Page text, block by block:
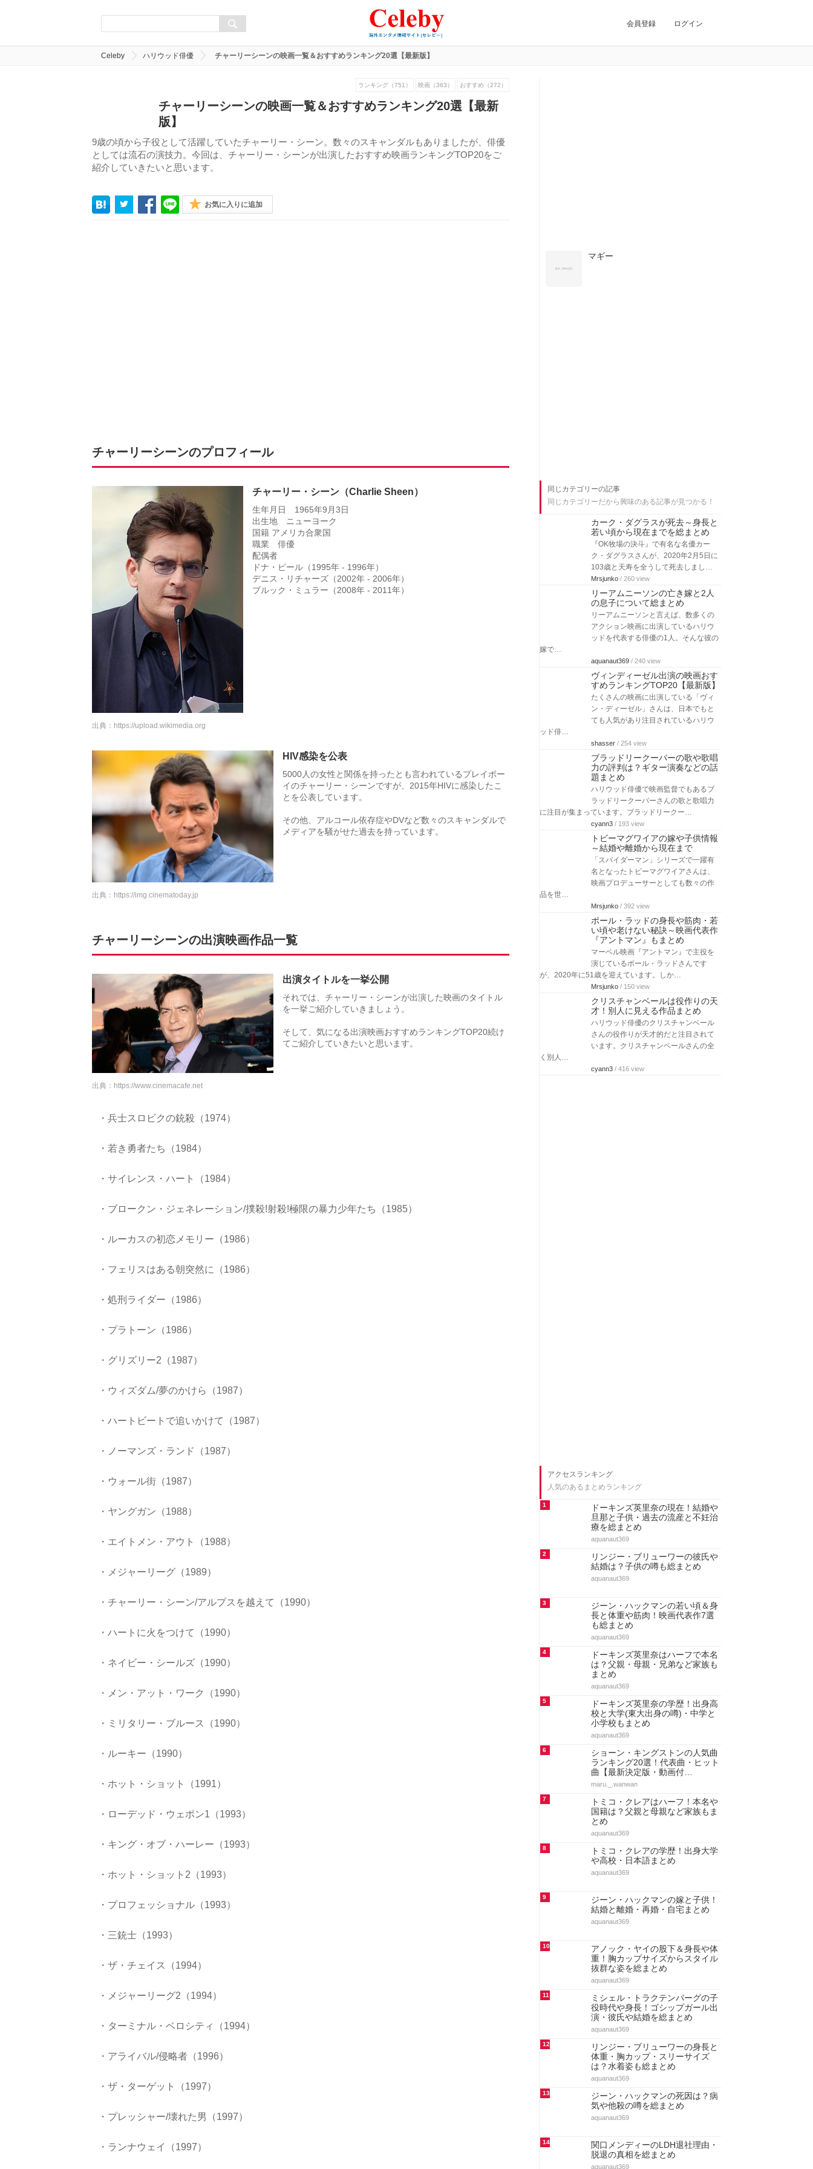
会員登録 ログイン
Celeby ハリウッド俳優 チャーリーシーンの映画一覧＆おすすめランキング20選【最新版】
ランキング（751） 映画（363） おすすめ（272）
チャーリーシーンの映画一覧＆おすすめランキング20選【最新
版】
9歳の頃から子役として活躍していたチャーリー・シーン。数々のスキャンダルもありましたが、俳優
としては流石の演技力。今回は、チャーリー・シーンが出演したおすすめ映画ランキングTOP20をご
紹介していきたいと思います。
お気に入りに追加
チャーリーシーンのプロフィール
チャーリー・シーン（Charlie Sheen）
生年月日 1965年9月3日
出生地 ニューヨーク
国籍 アメリカ合衆国
職業 俳優
配偶者
ドナ・ピール（1995年 - 1996年）
デニス・リチャーズ（2002年 - 2006年）
ブルック・ミュラー（2008年 - 2011年）
出典： https://upload.wikimedia.org
HIV感染を公表
5000人の女性と関係を持ったとも言われているプレイボー
イのチャーリー・シーンですが、2015年HIVに感染したこ
とを公表しています。
その他、アルコール依存症やDVなど数々のスキャンダルで
メディアを騒がせた過去を持っています。
出典： https://img.cinematoday.jp
チャーリーシーンの出演映画作品一覧
出演タイトルを一挙公開
それでは、チャーリー・シーンが出演した映画のタイトル
を一挙ご紹介していきましょう。
そして、気になる出演映画おすすめランキングTOP20続け
てご紹介していきたいと思います。
出典： https://www.cinemacafe.net
・兵士スロビクの銃殺（1974）
・若き勇者たち（1984）
・サイレンス・ハート（1984）
・ブロークン・ジェネレーション/撲殺!射殺!極限の暴力少年たち（1985）
・ルーカスの初恋メモリー（1986）
・フェリスはある朝突然に（1986）
・処刑ライダー（1986）
・プラトーン（1986）
・グリズリー2（1987）
・ウィズダム/夢のかけら（1987）
・ハートビートで追いかけて（1987）
・ノーマンズ・ランド（1987）
・ウォール街（1987）
・ヤングガン（1988）
・エイトメン・アウト（1988）
・メジャーリーグ（1989）
・チャーリー・シーン/アルプスを越えて（1990）
・ハートに火をつけて（1990）
・ネイビー・シールズ（1990）
・メン・アット・ワーク（1990）
・ミリタリー・ブルース（1990）
・ルーキー（1990）
・ホット・ショット（1991）
・ローデッド・ウェポン1（1993）
・キング・オブ・ハーレー（1993）
・ホット・ショット2（1993）
・プロフェッショナル（1993）
・三銃士（1993）
・ザ・チェイス（1994）
・メジャーリーグ2（1994）
・ターミナル・ベロシティ（1994）
・アライバル/侵略者（1996）
・ザ・ターゲット（1997）
・プレッシャー/壊れた男（1997）
・ランナウェイ（1997）
マギー
同じカテゴリーの記事
同じカテゴリーだから興味のある記事が見つかる！
カーク・ダグラスが死去～身長と
若い頃から現在までを総まとめ
『OK牧場の決斗』で有名な名優カー
ク・ダグラスさんが、2020年2月5日に
103歳と天寿を全うして死去しまし…
Mrsjunko / 260 view
リーアムニーソンの亡き嫁と2人
の息子について総まとめ
リーアムニーソンと言えば、数多くの
アクション映画に出演しているハリウ
ッドを代表する俳優の1人。そんな彼の
嫁で…
aquanaut369 / 240 view
ヴィンディーゼル出演の映画おす
すめランキングTOP20【最新版】
たくさんの映画に出演している「ヴィ
ン・ディーゼル」さんは、日本でもと
ても人気があり注目されているハリウ
ッド俳…
shasser / 254 view
ブラッドリークーパーの歌や歌唱
力の評判は？ギター演奏などの話
題まとめ
ハリウッド俳優で映画監督でもあるブ
ラッドリークーパーさんの歌と歌唱力
に注目が集まっています。ブラッドリークー…
cyann3 / 193 view
トビーマグワイアの嫁や子供情報
～結婚や離婚から現在まで
「スパイダーマン」シリーズで一躍有
名となったトビーマグワイアさんは、
映画プロデューサーとしても数々の作
品を世…
Mrsjunko / 392 view
ポール・ラッドの身長や筋肉・若
い頃や老けない秘訣～映画代表作
『アントマン』もまとめ
マーベル映画『アントマン』で主役を
演じているポール・ラッドさんです
が、2020年に51歳を迎えています。しか…
Mrsjunko / 150 view
クリスチャンベールは役作りの天
才！別人に見える作品まとめ
ハリウッド俳優のクリスチャンベール
さんの役作りが天才的だと注目されて
います。クリスチャンベールさんの全
く別人…
cyann3 / 416 view
アクセスランキング
人気のあるまとめランキング
1
ドーキンズ英里奈の現在！結婚や
旦那と子供・過去の流産と不妊治
療を総まとめ
aquanaut369
2
リンジー・ブリューワーの彼氏や
結婚は？子供の噂も総まとめ
aquanaut369
3
ジーン・ハックマンの若い頃＆身
長と体重や筋肉！映画代表作7選
も総まとめ
aquanaut369
4
ドーキンズ英里奈はハーフで本名
は？父親・母親・兄弟など家族も
まとめ
aquanaut369
5
ドーキンズ英里奈の学歴！出身高
校と大学(東大出身の噂)・中学と
小学校もまとめ
aquanaut369
6
ショーン・キングストンの人気曲
ランキング20選！代表曲・ヒット
曲【最新決定版・動画付…
maru._.wanwan
7
トミコ・クレアはハーフ！本名や
国籍は？父親と母親など家族もま
とめ
aquanaut369
8
トミコ・クレアの学歴！出身大学
や高校・日本語まとめ
aquanaut369
9
ジーン・ハックマンの嫁と子供！
結婚と離婚・再婚・自宅まとめ
aquanaut369
10
アノック・ヤイの股下＆身長や体
重！胸カップサイズからスタイル
抜群な姿を総まとめ
aquanaut369
11
ミシェル・トラクテンバーグの子
役時代や身長！ゴシップガール出
演・彼氏や結婚を総まとめ
aquanaut369
12
リンジー・ブリューワーの身長と
体重・胸カップ・スリーサイズ
は？水着姿も総まとめ
aquanaut369
13
ジーン・ハックマンの死因は？病
気や他殺の噂を総まとめ
aquanaut369
14
関口メンディーのLDH退社理由・
脱退の真相を総まとめ
aquanaut369